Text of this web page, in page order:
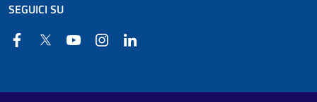
SEGUICI SU
FacebookTwitter YouTube Instagram